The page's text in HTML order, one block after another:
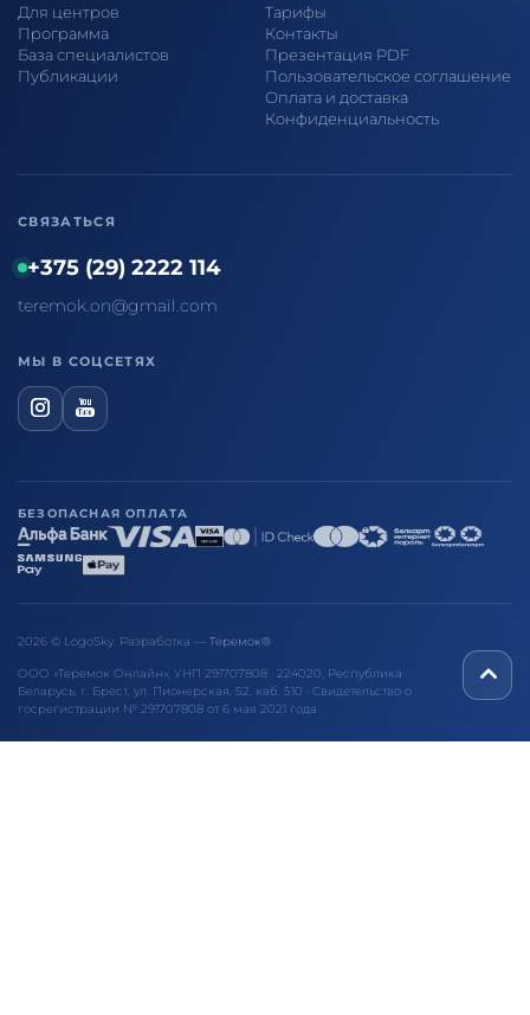
Для центров
Программа
База специалистов
Публикации
Тарифы
Контакты
Презентация PDF
Пользовательское соглашение
Оплата и доставка
Конфиденциальность
СВЯЗАТЬСЯ
+375 (29) 2222 114
teremok.on@gmail.com
МЫ В СОЦСЕТЯХ
БЕЗОПАСНАЯ ОПЛАТА
2026 © LogoSky. Разработка — Теремок®
ООО «Теремок Онлайн», УНП 291707808 · 224020, Республика
Беларусь, г. Брест, ул. Пионерская, 52, каб. 510 · Свидетельство о
госрегистрации № 291707808 от 6 мая 2021 года